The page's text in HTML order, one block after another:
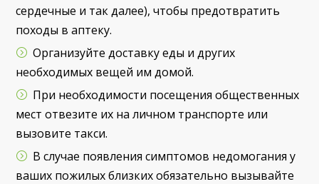
сердечные и так далее), чтобы предотвратить
походы в аптеку.
Организуйте доставку еды и других
необходимых вещей им домой.
При необходимости посещения общественных
мест отвезите их на личном транспорте или
вызовите такси.
В случае появления симптомов недомогания у
ваших пожилых близких обязательно вызывайте